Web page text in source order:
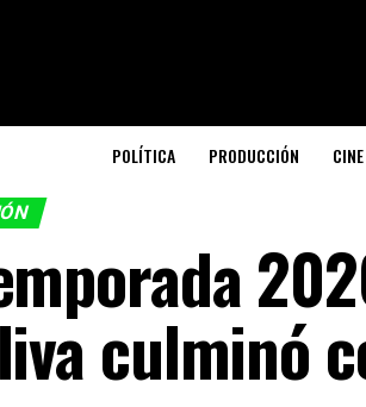
POLÍTICA PRODUCCIÓN
culminó